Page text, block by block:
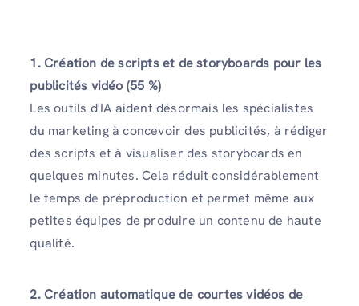
1. Création de scripts et de storyboards pour les
publicités vidéo (55 %)
Les outils d'IA aident désormais les spécialistes
du marketing à concevoir des publicités, à rédiger
des scripts et à visualiser des storyboards en
quelques minutes. Cela réduit considérablement
le temps de préproduction et permet même aux
petites équipes de produire un contenu de haute
qualité.
2. Création automatique de courtes vidéos de